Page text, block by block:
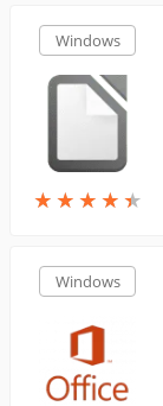
Windows
★ ★ ★ ★ ★
★ ★ ★ ★ ★
Windows